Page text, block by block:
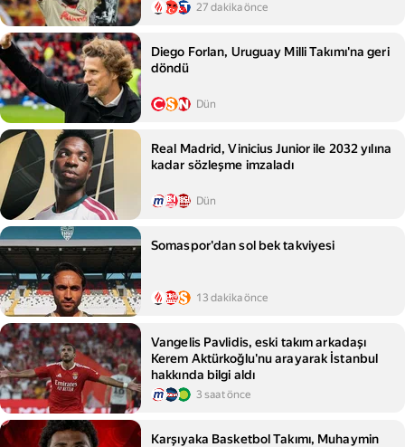
27 dakika önce
Diego Forlan, Uruguay Milli Takımı'na geri
döndü
Dün
Real Madrid, Vinicius Junior ile 2032 yılına
kadar sözleşme imzaladı
Dün
Somaspor'dan sol bek takviyesi
13 dakika önce
Vangelis Pavlidis, eski takım arkadaşı
Kerem Aktürkoğlu'nu arayarak İstanbul
hakkında bilgi aldı
3 saat önce
Karşıyaka Basketbol Takımı, Muhaymin